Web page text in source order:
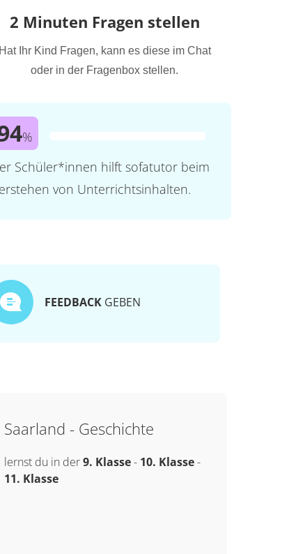
2 Minuten Fragen stellen
Hat Ihr Kind Fragen, kann es diese im Chat
oder in der Fragenbox stellen.
%
Schüler*innen hilft sofatutor beim
von Unterrichtsinhalten.
FEEDBACK GEBEN
Saarland - Geschichte
lernst du in der9. Klasse- 10. Klasse-
11. Klasse